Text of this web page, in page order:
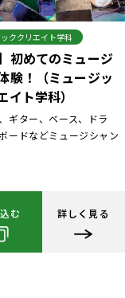
ククリエイト学科
初めてのミュージ
験！（ミュージッ
イト学科）
ギター、ベース、ドラ
ードなどミュージシャン
む 詳しく見る